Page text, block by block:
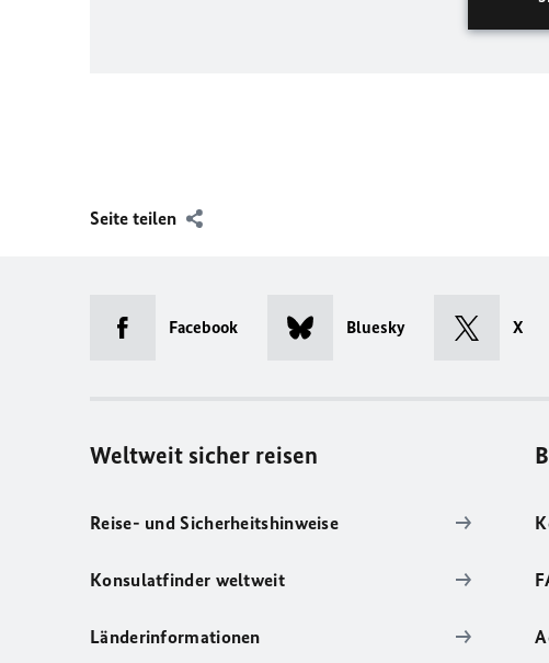
Seite teilen
Facebook Bluesky X
Weltweit sicher reisen
Reise- und Sicherheitshinweise
Konsulatfinder weltweit
Länderinformationen